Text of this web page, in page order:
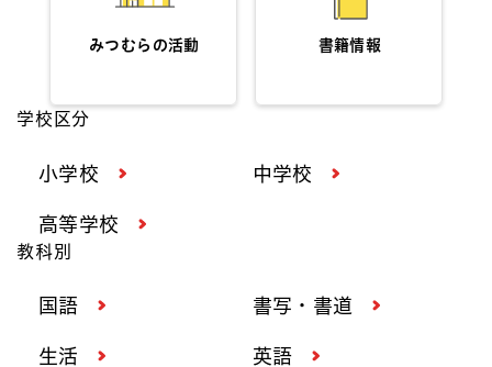
みつむらの活動 書籍情報
学校区分
小学校 中学校
高等学校
教科別
国語 書写・書道
生活 英語